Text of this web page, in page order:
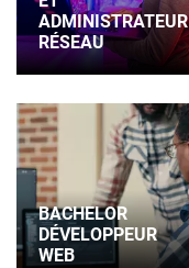
ADMINISTRATEUR
RÉSEAU
BACHELOR
DÉVELOPPEUR
WEB